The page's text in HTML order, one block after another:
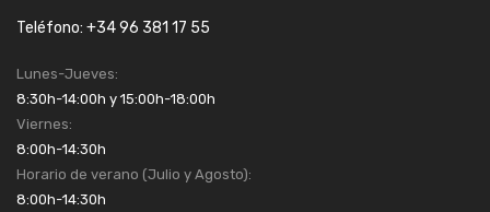
Teléfono: +34 96 381 17 55
Lunes-Jueves:
8:30h-14:00h y 15:00h-18:00h
Viernes:
8:00h-14:30h
Horario de verano (Julio y Agosto):
8:00h-14:30h